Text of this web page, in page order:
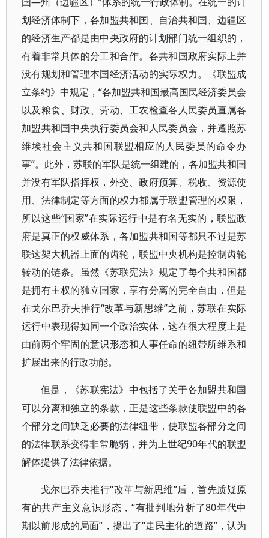
划经济体制下，各加盟共和国、自治共和国、边疆区
的经济生产都是由中央政府的计划部门统一组织的，
有着非常具体的分工和合作。各共和国政府实际上并
没有规划和管理本国经济活动的实际权力。《联盟成
立条约》中规定，“各加盟共和国最高国民经济委员会
以及粮食、财政、劳动、工农检查各人民委员直属各
加盟共和国中央执行委员会和人民委员会，并遵照苏
维埃社会主义共和国联盟相应的人民委员的命令办
事”。此外，苏联的军队是统一组建的，各加盟共和国
并没有军队指挥权，外交、政府预算、税收、资源使
用、法律制定等方面的权力都属于联盟管理的权限，
所以这些“国家”在实际运行中是有名无实的，联盟政
府是真正的权威体系，各加盟共和国等都只不过是苏
联这架大机器上面的齿轮，联盟中央机构是控制齿轮
转动的链条。虽然《苏联宪法》规定了每个共和国都
是拥有主权的独立国家，享有分离的完全自由，但是
在戈尔巴乔夫推行“改革与新思维”之前，苏联在实际
运行中表现得如同一个政治实体，这在很大程度上是
由前两个牢固的意识形态和人事任命的纽带所维系和
扩展出来的行政功能。
但是，《苏联宪法》中包括了关于各加盟共和国
可以分离和独立的条款，正是这些条款使联盟中的各
个部分之间缺乏必要的法律纽带，使联盟各部分之间
的法律联系变得非常脆弱，并为上世纪90年代的联盟
解体提供了法律依据。
戈尔巴乔夫推行“改革与新思维”后，首先质疑原
有的共产主义意识形态，“有批判地分析了80年代中
期以前形成的局面”，提出了“走民主化的道路”，认为